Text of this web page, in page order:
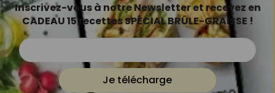
Inscrivez-vous à notre Newsletter et recevez en
CADEAU 15 recettes SPÉCIAL BRÛLE-GRAISSE !
Je télécharge